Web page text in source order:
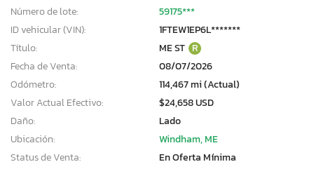
Número de lote:
59175***
ID vehicular (VIN):
1FTEW1EP6L*******
Título:
ME ST R
Fecha de Venta:
08/07/2026
Odómetro:
114,467 mi (Actual)
Valor Actual Efectivo:
$24,658 USD
Daño:
Lado
Ubicación:
Windham, ME
Status de Venta:
En Oferta Mínima